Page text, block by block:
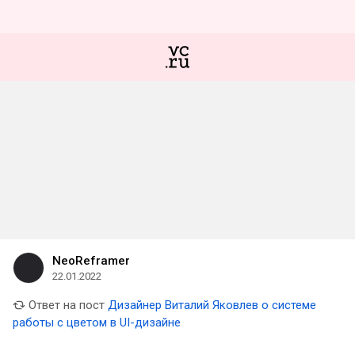
NeoReframer
22.01.2022
Ответ на пост Дизайнер Виталий Яковлев о системе
работы с цветом в UI-дизайне